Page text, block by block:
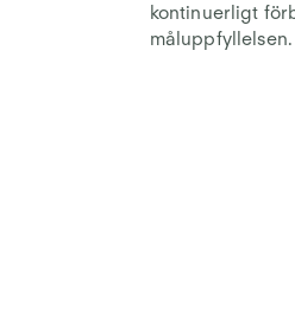
kontinuerligt
måluppfyllelsen.